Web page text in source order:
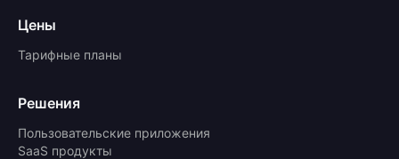
Цены
Тарифные планы
Решения
Пользовательские приложения
SaaS продукты